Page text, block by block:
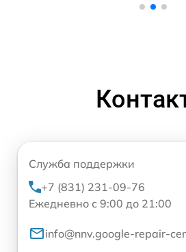
Служба поддержки
+7 (831) 231-09-76
Ежедневно с 9:00 до 21:00
info@nnv.google-repair-